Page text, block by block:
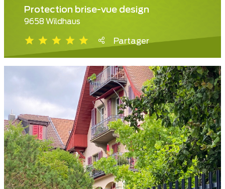
Protection brise-vue design
9658 Wildhaus
Partager